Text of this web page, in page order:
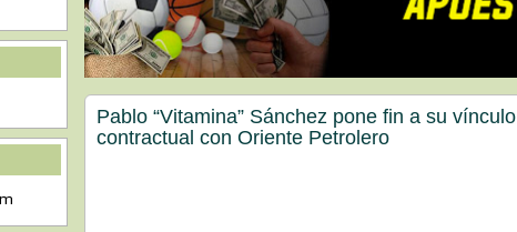
Pablo “Vitamina” Sánchez pone fin a su vínculo
contractual con Oriente Petrolero